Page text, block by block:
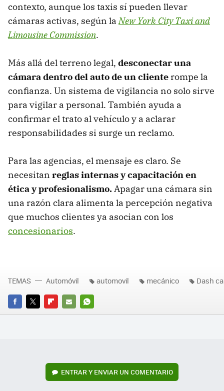
contexto, aunque los taxis sí pueden llevar
cámaras activas, según laNew York City Taxi and
Limousine Commission.
Más allá del terreno legal, desconectar una
cámara dentro del auto de un cliente rompe la
confianza. Un sistema de vigilancia no solo sirve
para vigilar a personal. También ayuda a
confirmar el trato al vehículo y a aclarar
responsabilidades si surge un reclamo.
Para las agencias, el mensaje es claro. Se
necesitan reglas internas y capacitación en
ética y profesionalismo.Apagar una cámara sin
una razón clara alimenta la percepción negativa
que muchos clientes ya asocian con los
concesionarios.
FACEBOOK
TWITTERFLIPBOARD
E-
WHATSAPP
TEMAS Automóvil automovil mecánico Dash
ENTRAR Y ENVIAR UN COMENTARIO